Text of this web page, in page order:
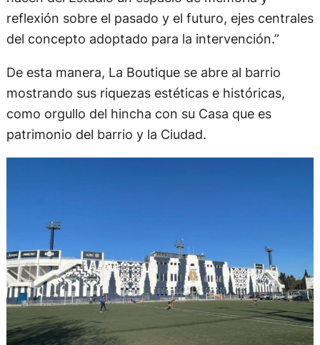
reflexión sobre el pasado y el futuro, ejes centrales
del concepto adoptado para la intervención.”
De esta manera, La Boutique se abre al barrio
mostrando sus riquezas estéticas e históricas,
como orgullo del hincha con su Casa que es
patrimonio del barrio y la Ciudad.